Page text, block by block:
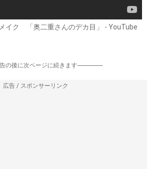
イク 「奥二重さんのデカ目」 - YouTube
告の後に次ページに続きます-----------------
広告 / スポンサーリンク